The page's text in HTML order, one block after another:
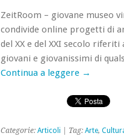
ZeitRoom – giovane museo
condivide online progetti di
del XX e del XXI secolo
giovani e giovanissimi di
Continua a leggere →
Categorie: Articoli | Tag: Arte,